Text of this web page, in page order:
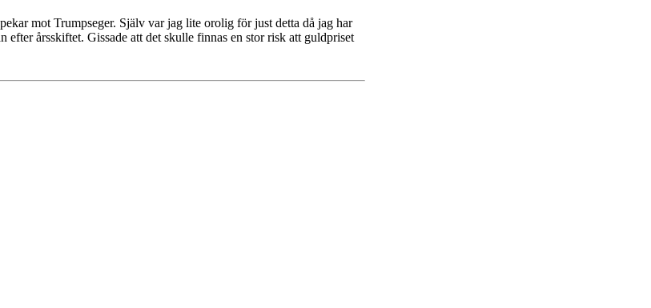
mot Trumpseger. Själv var jag lite orolig för just detta då jag har
årsskiftet. Gissade att det skulle finnas en stor risk att guldpriset